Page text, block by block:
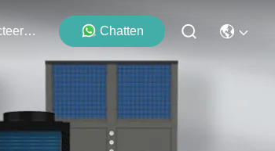
Contacteer Ons Chatten